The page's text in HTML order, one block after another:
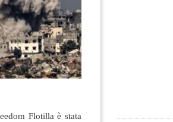
Flotilla è stata